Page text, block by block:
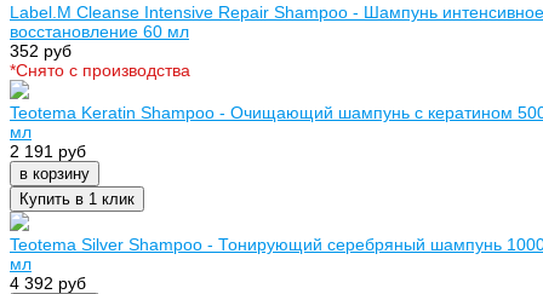
Label.M Cleanse Intensive Repair Shampoo - Шампунь интенсивное
восстановление 60 мл
352 руб
*Cнято с производства
Teotema Keratin Shampoo - Очищающий шампунь с кератином
мл
2 191 руб
в корзину
Купить в 1 клик
Teotema Silver Shampoo - Тонирующий серебряный шампунь
мл
4 392 руб